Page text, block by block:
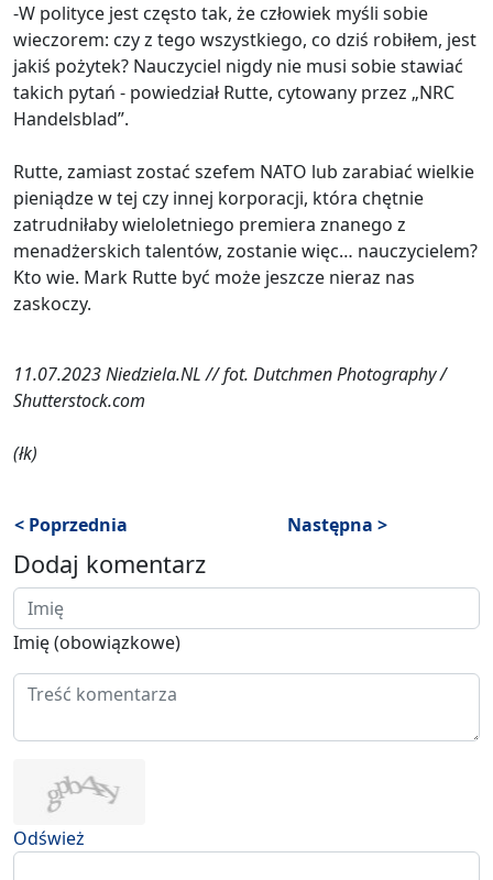
-W polityce jest często tak, że człowiek myśli sobie
wieczorem: czy z tego wszystkiego, co dziś robiłem, jest
jakiś pożytek? Nauczyciel nigdy nie musi sobie stawiać
takich pytań - powiedział Rutte, cytowany przez „NRC
Handelsblad”.
Rutte, zamiast zostać szefem NATO lub zarabiać wielkie
pieniądze w tej czy innej korporacji, która chętnie
zatrudniłaby wieloletniego premiera znanego z
menadżerskich talentów, zostanie więc… nauczycielem?
Kto wie. Mark Rutte być może jeszcze nieraz nas
zaskoczy.
11.07.2023 Niedziela.NL // fot. Dutchmen Photography /
Shutterstock.com
(łk)
< Poprzednia Następna >
Dodaj komentarz
Imię (obowiązkowe)
Odśwież